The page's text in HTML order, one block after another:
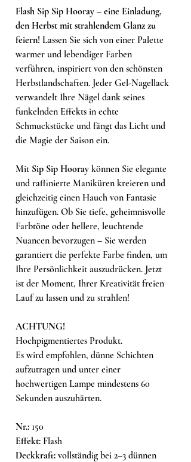
Flash Sip Sip Hooray – eine Einladung,
den Herbst mit strahlendem Glanz zu
feiern! Lassen Sie sich von einer Palette
warmer und lebendiger Farben
verführen, inspiriert von den schönsten
Herbstlandschaften. Jeder Gel-Nagellack
verwandelt Ihre Nägel dank seines
funkelnden Effekts in echte
Schmuckstücke und fängt das Licht und
die Magie der Saison ein.
Mit Sip Sip Hooray können Sie elegante
und raffinierte Maniküren kreieren und
gleichzeitig einen Hauch von Fantasie
hinzufügen. Ob Sie tiefe, geheimnisvolle
Farbtöne oder hellere, leuchtende
Nuancen bevorzugen – Sie werden
garantiert die perfekte Farbe finden, um
Ihre Persönlichkeit auszudrücken. Jetzt
ist der Moment, Ihrer Kreativität freien
Lauf zu lassen und zu strahlen!
ACHTUNG!
Hochpigmentiertes Produkt.
Es wird empfohlen, dünne Schichten
aufzutragen und unter einer
hochwertigen Lampe mindestens 60
Sekunden auszuhärten.
Nr.: 150
Effekt: Flash
Deckkraft: vollständig bei 2–3 dünnen